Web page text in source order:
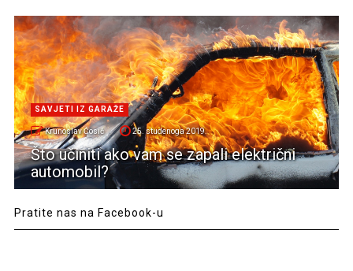
SAVJETI IZ GARAŽE
Krunoslav Ćosić 25. studenoga 2019.
Što učiniti ako vam se zapali električni
automobil?
Pratite nas na Facebook-u